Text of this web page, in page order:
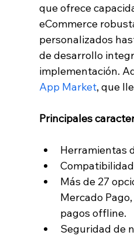
que ofrece
eCommerce
personalizados
de desarrollo
implementación.
App Market, que
Principales
Herramientas
Más de 27
Mercado
pagos offline.
Seguridad de